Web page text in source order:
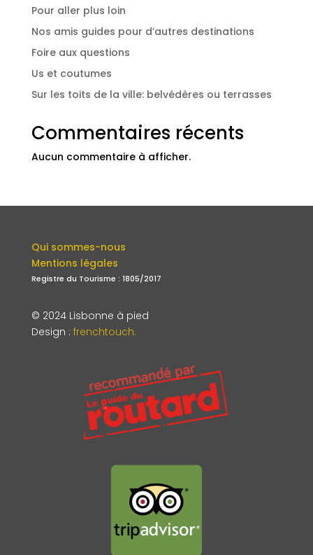
Pour aller plus loin
Nos amis guides pour d’autres destinations
Foire aux questions
Us et coutumes
Sur les toits de la ville: belvédères ou terrasses
Commentaires récents
Aucun commentaire à afficher.
Qui sommes-nous
Mentions légales
Registre du Tourisme : 1805/2017
© 2024 Lisbonne à pied
Design : frenchtouch.